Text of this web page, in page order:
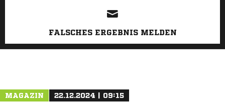
FALSCHES ERGEBNIS MELDEN
MAGAZIN 22.12.2024 | 09:15